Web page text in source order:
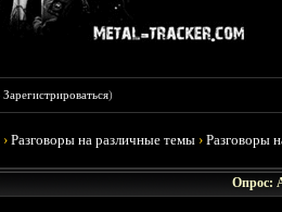
Зарегистрироваться)
›Разговоры на различные темы ›Разговоры
Опрос: